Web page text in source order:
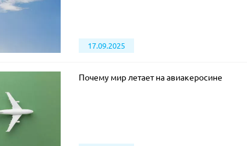
17.09.2025
Почему мир летает на авиакеросине